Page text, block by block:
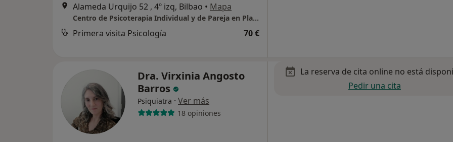
Alameda Urquijo 52 , 4º izq, Bilbao • Mapa
Centro de Psicoterapia Individual y de Pareja en Plaza Indautxu
Primera visita Psicología 70 €
Dra. Virxinia Angosto
Barros
Psiquiatra · Ver más
18 opiniones
La reserva de cita online no está
Pedir una cita